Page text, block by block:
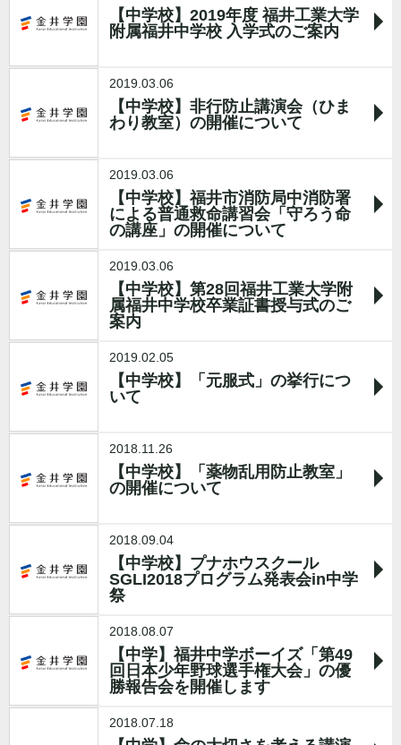
【中学校】2019年度 福井工業大学
附属福井中学校 入学式のご案内
2019.03.06
【中学校】非行防止講演会（ひま
わり教室）の開催について
2019.03.06
【中学校】福井市消防局中消防署
による普通救命講習会「守ろう命
の講座」の開催について
2019.03.06
【中学校】第28回福井工業大学附
属福井中学校卒業証書授与式のご
案内
2019.02.05
【中学校】「元服式」の挙行につ
いて
2018.11.26
【中学校】「薬物乱用防止教室」
の開催について
2018.09.04
【中学校】プナホウスクール
SGLI2018プログラム発表会in中学
祭
2018.08.07
【中学】福井中学ボーイズ「第49
回日本少年野球選手権大会」の優
勝報告会を開催します
2018.07.18